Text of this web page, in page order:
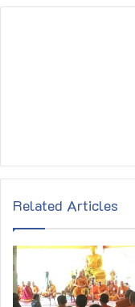
Related Articles